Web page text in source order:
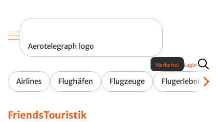
Aerotelegraph logo
Airlines Flughäfen Flugzeuge Flugerlebnis
Werbefrei Login
FriendsTouristik